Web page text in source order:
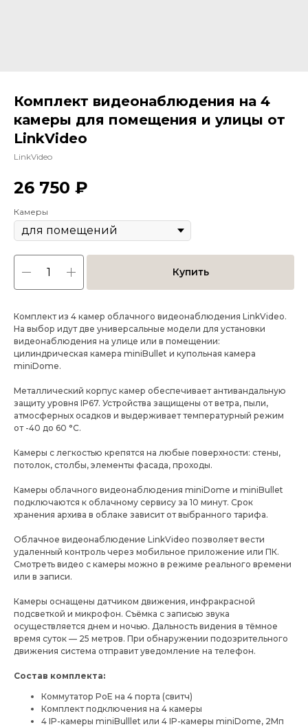
Комплект видеонаблюдения на 4
камеры для помещения и улицы от
LinkVideo
LinkVideo
26 750 ₽
Камеры
Купить
Комплект из 4 камер облачного видеонаблюдения LinkVideo.
На выбор идут две универсальные модели для установки
видеонаблюдения на улице или в помещении:
цилиндрическая камера miniBullet и купольная камера
miniDome.
Металлический корпус камер обеспечивает антивандальную
защиту уровня IP67. Устройства защищены от ветра, пыли,
атмосферных осадков и выдерживает температурный режим
от -40 до 60 °C.
Камеры с легкостью крепятся на любые поверхности: стены,
потолок, столбы, элементы фасада, проходы.
Камеры облачного видеонаблюдения miniDome и miniBullet
подключаются к облачному сервису за 10 минут. Срок
хранения архива в облаке зависит от выбранного тарифа.
Облачное видеонаблюдение LinkVideo позволяет вести
удаленный контроль через мобильное приложение или ПК.
Смотреть видео с камеры можно в режиме реального времени
или в записи.
Камеры оснащены датчиком движения, инфракрасной
подсветкой и микрофон. Съёмка с записью звука
осуществляется днем и ночью. Дальность видения в тёмное
время суток — 25 метров. При обнаружении подозрительного
движения система отправит уведомление на телефон.
Состав комплекта:
Коммутатор PoE на 4 порта (свитч)
Комплект подключения на 4 камеры
4 IP-камеры miniBulllet или 4 IP-камеры miniDome, 2Мп